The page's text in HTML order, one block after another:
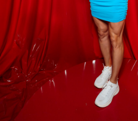
Юлия Копылова